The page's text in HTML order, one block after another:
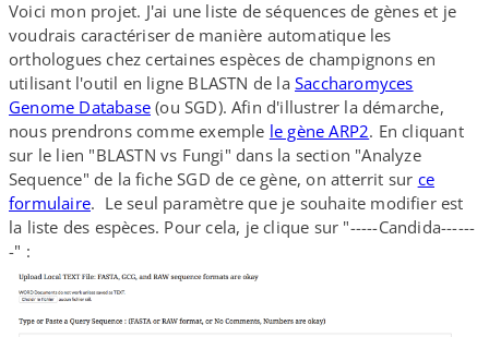
Voici mon projet. J'ai une liste de séquences de gènes et je
voudrais caractériser de manière automatique les
orthologues chez certaines espèces de champignons en
utilisant l'outil en ligne BLASTN de la Saccharomyces
Genome Database (ou SGD). Afin d'illustrer la démarche,
nous prendrons comme exemple le gène ARP2. En cliquant
sur le lien "BLASTN vs Fungi" dans la section "Analyze
Sequence" de la fiche SGD de ce gène, on atterrit sur ce
formulaire. Le seul paramètre que je souhaite modifier est
la liste des espèces. Pour cela, je clique sur "-----Candida-​-​-​-​-​-​
-" :